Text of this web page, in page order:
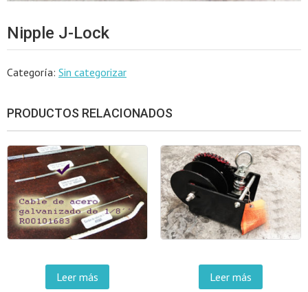
Nipple J-Lock
Categoría: Sin categorizar
PRODUCTOS RELACIONADOS
Leer más Leer más